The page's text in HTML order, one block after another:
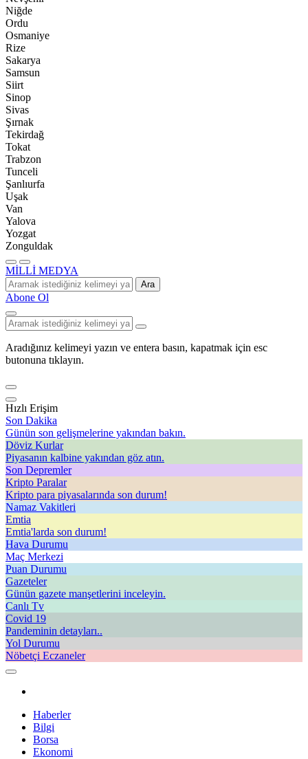
Niğde
Ordu
Osmaniye
Rize
Sakarya
Samsun
Siirt
Sinop
Sivas
Şırnak
Tekirdağ
Tokat
Trabzon
Tunceli
Şanlıurfa
Uşak
Van
Yalova
Yozgat
Zonguldak
MİLLİ MEDYA
Ara
Abone Ol
Aradığınız kelimeyi yazın ve entera basın, kapatmak için esc
butonuna tıklayın.
Hızlı Erişim
Son Dakika
Günün son gelişmelerine yakından bakın.
Döviz Kurlar
Piyasanın kalbine yakından göz atın.
Son Depremler
Kripto Paralar
Kripto para piyasalarında son durum!
Namaz Vakitleri
Emtia
Emtia'larda son durum!
Hava Durumu
Maç Merkezi
Puan Durumu
Gazeteler
Günün gazete manşetlerini inceleyin.
Canlı Tv
Covid 19
Pandeminin detayları..
Yol Durumu
Nöbetçi Eczaneler
Haberler
Bilgi
Borsa
Ekonomi